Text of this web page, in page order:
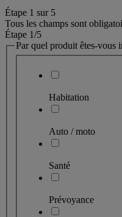
Étape 1 sur 5
Tous les champs sont
Étape 1/5
Par quel produit êtes-vous
Habitation
Auto / moto
Santé
Prévoyance